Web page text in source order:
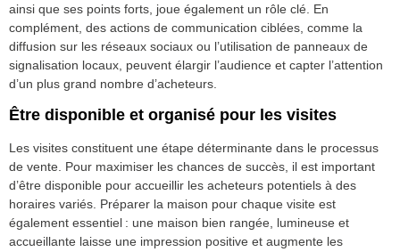
ainsi que ses points forts, joue également un rôle clé. En
complément, des actions de communication ciblées, comme la
diffusion sur les réseaux sociaux ou l’utilisation de panneaux de
signalisation locaux, peuvent élargir l’audience et capter l’attention
d’un plus grand nombre d’acheteurs.
Être disponible et organisé pour les visites
Les visites constituent une étape déterminante dans le processus
de vente. Pour maximiser les chances de succès, il est important
d’être disponible pour accueillir les acheteurs potentiels à des
horaires variés. Préparer la maison pour chaque visite est
également essentiel : une maison bien rangée, lumineuse et
accueillante laisse une impression positive et augmente les